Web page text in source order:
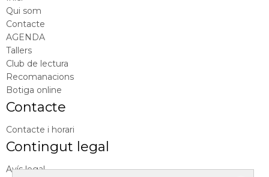
Qui som
Contacte
AGENDA
Tallers
Club de lectura
Recomanacions
Botiga online
Contacte
Contacte i horari
Contingut legal
Avís legal